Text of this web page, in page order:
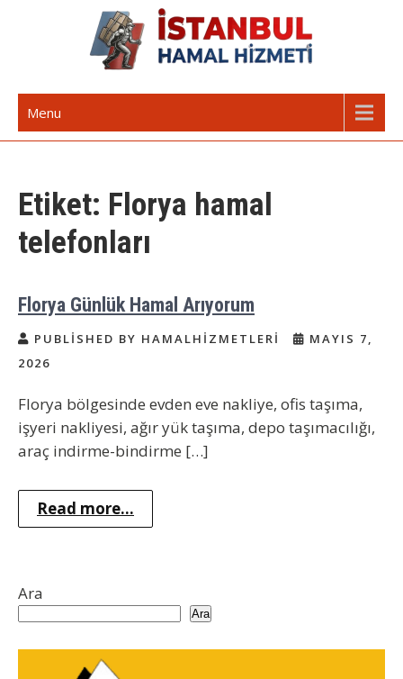
İstanbul Günlük Hamal | Hamal
Arıyorum Hamal Lazım
Menu
Etiket: Florya hamal
telefonları
Florya Günlük Hamal Arıyorum
PUBLISHED BY HAMALHIZMETLERI
MAYIS 7,
2026
Florya bölgesinde evden eve nakliye, ofis taşıma,
işyeri nakliyesi, ağır yük taşıma, depo taşımacılığı,
araç indirme-bindirme […]
Read more...
Ara
Ara